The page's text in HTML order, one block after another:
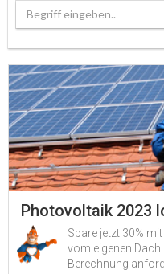
Begriff eingeben..